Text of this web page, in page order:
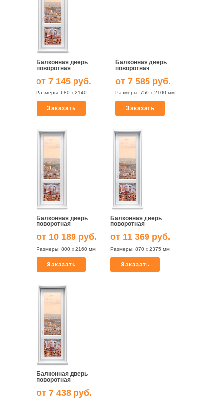
Балконная дверь
поворотная
Балконная дверь
поворотная
Балконная дверь
поворотная
от 7 145 руб.
Размеры: 680 х 2140
Заказать
от 7 585 руб.
Размеры: 750 х 2100 мм
Заказать
от 10 189 руб.
Размеры: 800 х 2160 мм
Заказать
Балконная дверь
поворотная
от 7 438 руб.
Балконная дверь
поворотная
от 11 369 руб.
Размеры: 870 х 2375 мм
Заказать